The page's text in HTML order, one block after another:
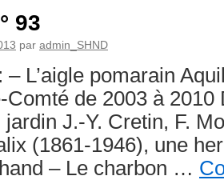
93
par admin_SHND
– L’aigle pomarain
Comté de 2003 à 2010
jardin J.-Y. Cretin, F.
(1861-1946), une
– Le charbon …